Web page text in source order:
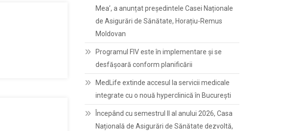
Mea’, a anunțat președintele Casei Naționale
de Asigurări de Sănătate, Horațiu-Remus
Moldovan
Programul FIV este în implementare și se
desfășoară conform planificării
MedLife extinde accesul la servicii medicale
integrate cu o nouă hyperclinică în București
Începând cu semestrul II al anului 2026, Casa
Națională de Asigurări de Sănătate dezvoltă,